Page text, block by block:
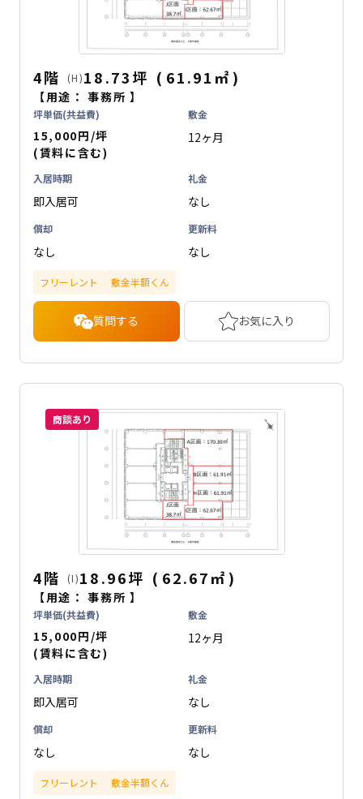
4階 (H)18.73坪 ( 61.91 ㎡ )
【用途：事務所 】
坪単価(共益費)
15,000円/坪
(賃料に含む)
敷金
12ヶ月
入居時期
即入居可
礼金
なし
償却
なし
更新料
なし
フリーレント 敷金半額くん
質問する お気に入り
商談あり
4階 (I)18.96坪 ( 62.67㎡ )
【用途：事務所 】
坪単価(共益費)
15,000円/坪
(賃料に含む)
敷金
12ヶ月
入居時期
即入居可
礼金
なし
償却
なし
更新料
なし
フリーレント 敷金半額くん